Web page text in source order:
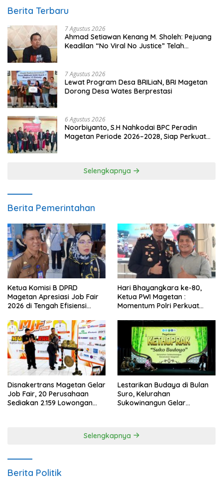
Berita Terbaru
7 Agustus 2026
Ahmad Setiawan Kenang M. Sholeh: Pejuang
Keadilan “No Viral No Justice” Telah
7 Agustus 2026
Lewat Program Desa BRILiaN, BRI Magetan
Dorong Desa Wates Berprestasi
6 Agustus 2026
Noorbiyanto, S.H Nahkodai BPC Peradin
Magetan Periode 2026–2028, Siap Perkuat
Selengkapnya
Berita Pemerintahan
Ketua Komisi B DPRD
Magetan Apresiasi Job Fair
2026 di Tengah Efisiensi
Hari Bhayangkara ke-80,
Ketua PWI Magetan :
Momentum Polri Perkuat
Disnakertrans Magetan Gelar
Job Fair, 20 Perusahaan
Sediakan 2.159 Lowongan
Lestarikan Budaya di Bulan
Suro, Kelurahan
Sukowinangun Gelar
Selengkapnya
Berita Politik